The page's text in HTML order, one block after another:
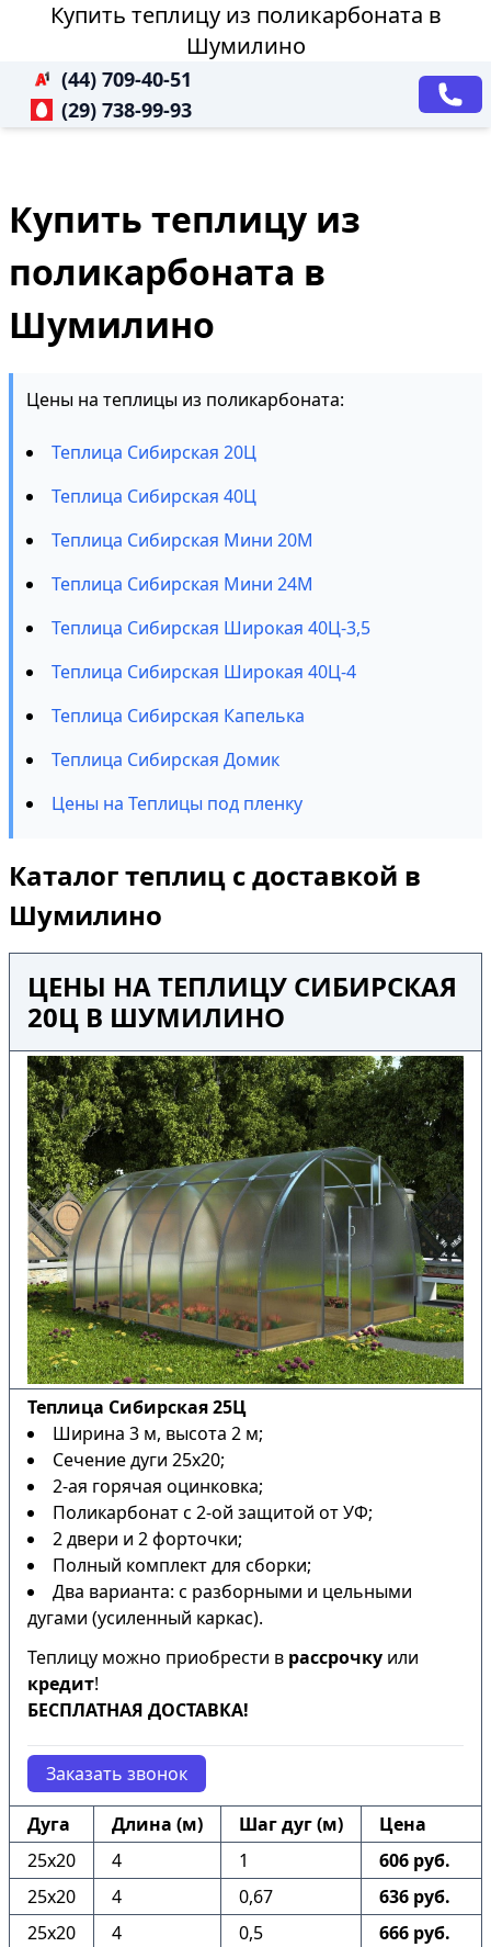
Купить теплицу из поликарбоната в
Шумилино
(44) 709-40-51
(29) 738-99-93
Купить теплицу из
поликарбоната в
Шумилино
Цены на теплицы из поликарбоната:
Теплица Сибирская 20Ц
Теплица Сибирская 40Ц
Теплица Сибирская Мини 20М
Теплица Сибирская Мини 24М
Теплица Сибирская Широкая 40Ц-3,5
Теплица Сибирская Широкая 40Ц-4
Теплица Сибирская Капелька
Теплица Сибирская Домик
Цены на Теплицы под пленку
Каталог теплиц с доставкой в
Шумилино
ЦЕНЫ НА ТЕПЛИЦУ СИБИРСКАЯ
20Ц В ШУМИЛИНО
Теплица Сибирская 25Ц
Ширина 3 м, высота 2 м;
Сечение дуги 25х20;
2-ая горячая оцинковка;
Поликарбонат с 2-ой защитой от УФ;
2 двери и 2 форточки;
Полный комплект для сборки;
Два варианта: с разборными и цельными
дугами (усиленный каркас).
Теплицу можно приобрести в рассрочку или
кредит!
БЕСПЛАТНАЯ ДОСТАВКА!
Заказать звонок
Дуга Длина (м) Шаг дуг (м)
Цена
25х20
4 1
606 руб.
25х20
4 0,67
636 руб.
25х20
4 0,5
666 руб.